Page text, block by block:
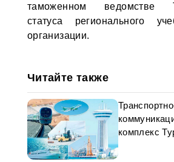
таможенном ведомстве
статуса регионального
организации.
Читайте также
комплекс
показал